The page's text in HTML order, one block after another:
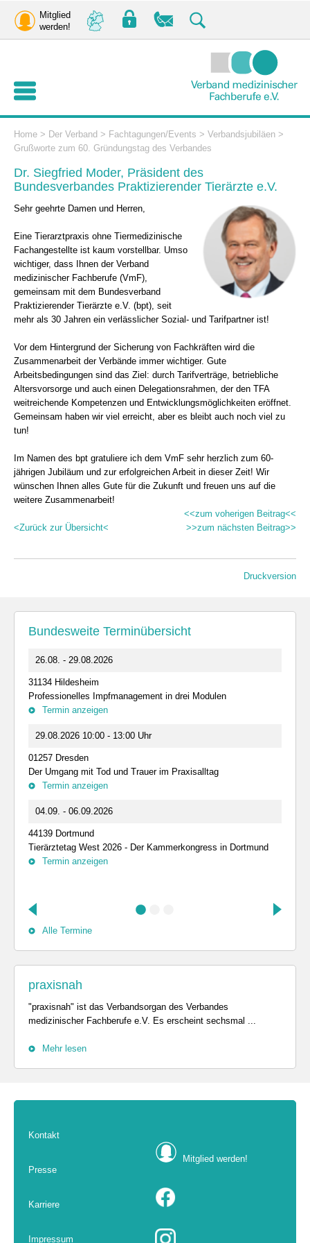
Mitglied
werden!
Home > Der Verband > Fachtagungen/Events > Verbandsjubiläen >
Grußworte zum 60. Gründungstag des Verbandes
Dr. Siegfried Moder, Präsident des
Bundesverbandes Praktizierender Tierärzte e.V.
Sehr geehrte Damen und Herren,
Eine Tierarztpraxis ohne Tiermedizinische
Fachangestellte ist kaum vorstellbar. Umso
wichtiger, dass Ihnen der Verband
medizinischer Fachberufe (VmF),
gemeinsam mit dem Bundesverband
Praktizierender Tierärzte e.V. (bpt), seit
mehr als 30 Jahren ein verlässlicher Sozial- und Tarifpartner ist!
Vor dem Hintergrund der Sicherung von Fachkräften wird die
Zusammenarbeit der Verbände immer wichtiger. Gute
Arbeitsbedingungen sind das Ziel: durch Tarifverträge, betriebliche
Altersvorsorge und auch einen Delegationsrahmen, der den TFA
weitreichende Kompetenzen und Entwicklungsmöglichkeiten eröffnet.
Gemeinsam haben wir viel erreicht, aber es bleibt auch noch viel zu
tun!
Im Namen des bpt gratuliere ich dem VmF sehr herzlich zum 60-
jährigen Jubiläum und zur erfolgreichen Arbeit in dieser Zeit! Wir
wünschen Ihnen alles Gute für die Zukunft und freuen uns auf die
weitere Zusammenarbeit!
<<zum voherigen Beitrag<<
>>zum nächsten Beitrag>>
<Zurück zur Übersicht<
Druckversion
Bundesweite Terminübersicht
26.08. - 29.08.2026
31134 Hildesheim
Professionelles Impfmanagement in drei Modulen
Termin anzeigen
29.08.2026 10:00 - 13:00 Uhr
01257 Dresden
Der Umgang mit Tod und Trauer im Praxisalltag
Termin anzeigen
04.09. - 06.09.2026
44139 Dortmund
Tierärztetag West 2026 - Der Kammerkongress in Dortmund
Termin anzeigen
Alle Termine
praxisnah
"praxisnah" ist das Verbandsorgan des Verbandes
medizinischer Fachberufe e.V. Es erscheint sechsmal ...
Mehr lesen
Kontakt
Presse
Karriere
Impressum
Mitglied werden!